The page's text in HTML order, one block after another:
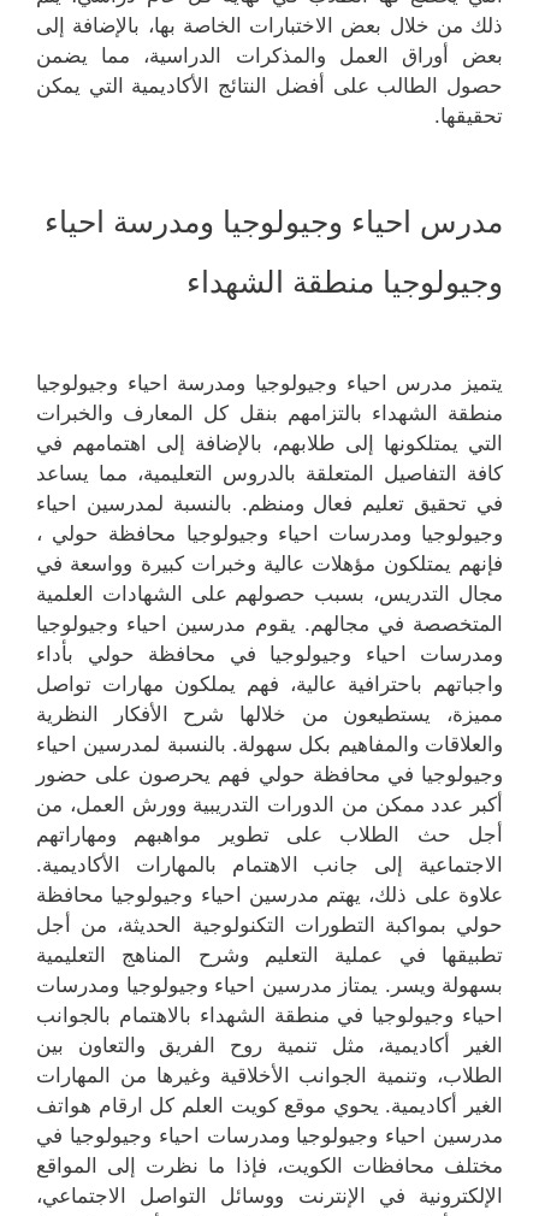
ذلك من خلال بعض الاختبارات الخاصة بها، بالإضافة إلى
بعض أوراق العمل والمذكرات الدراسية، مما يضمن
حصول الطالب على أفضل النتائج الأكاديمية التي يمكن
تحقيقها.
مدرس احياء وجيولوجيا ومدرسة احياء
وجيولوجيا منطقة الشهداء
يتميز مدرس احياء وجيولوجيا ومدرسة احياء وجيولوجيا
منطقة الشهداء بالتزامهم بنقل كل المعارف والخبرات
التي يمتلكونها إلى طلابهم، بالإضافة إلى اهتمامهم في
كافة التفاصيل المتعلقة بالدروس التعليمية، مما يساعد
في تحقيق تعليم فعال ومنظم. بالنسبة لمدرسين احياء
وجيولوجيا ومدرسات احياء وجيولوجيا محافظة حولي ،
فإنهم يمتلكون مؤهلات عالية وخبرات كبيرة وواسعة في
مجال التدريس، بسبب حصولهم على الشهادات العلمية
المتخصصة في مجالهم. يقوم مدرسين احياء وجيولوجيا
ومدرسات احياء وجيولوجيا في محافظة حولي بأداء
واجباتهم باحترافية عالية، فهم يملكون مهارات تواصل
مميزة، يستطيعون من خلالها شرح الأفكار النظرية
والعلاقات والمفاهيم بكل سهولة. بالنسبة لمدرسين احياء
وجيولوجيا في محافظة حولي فهم يحرصون على حضور
أكبر عدد ممكن من الدورات التدريبية وورش العمل، من
أجل حث الطلاب على تطوير مواهبهم ومهاراتهم
الاجتماعية إلى جانب الاهتمام بالمهارات الأكاديمية.
علاوة على ذلك، يهتم مدرسين احياء وجيولوجيا محافظة
حولي بمواكبة التطورات التكنولوجية الحديثة، من أجل
تطبيقها في عملية التعليم وشرح المناهج التعليمية
بسهولة ويسر. يمتاز مدرسين احياء وجيولوجيا ومدرسات
احياء وجيولوجيا في منطقة الشهداء بالاهتمام بالجوانب
الغير أكاديمية، مثل تنمية روح الفريق والتعاون بين
الطلاب، وتنمية الجوانب الأخلاقية وغيرها من المهارات
الغير أكاديمية. يحوي موقع كويت العلم كل ارقام هواتف
مدرسين احياء وجيولوجيا ومدرسات احياء وجيولوجيا في
مختلف محافظات الكويت، فإذا ما نظرت إلى المواقع
الإلكترونية في الإنترنت ووسائل التواصل الاجتماعي،